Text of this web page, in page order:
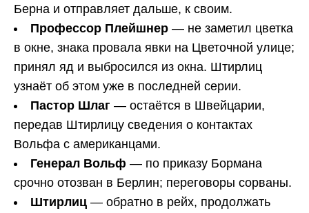
Берна и отправляет дальше, к своим.
Профессор Плейшнер — не заметил цветка
в окне, знака провала явки на Цветочной улице;
принял яд и выбросился из окна. Штирлиц
узнаёт об этом уже в последней серии.
Пастор Шлаг — остаётся в Швейцарии,
передав Штирлицу сведения о контактах
Вольфа с американцами.
Генерал Вольф — по приказу Бормана
срочно отозван в Берлин; переговоры сорваны.
Штирлиц — обратно в рейх, продолжать